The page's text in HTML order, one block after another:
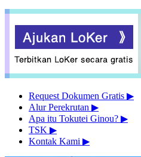
Request Dokumen Gratis ▶︎
Alur Perekrutan ▶︎
Apa itu Tokutei Ginou? ▶︎
TSK ▶︎
Kontak Kami ▶︎